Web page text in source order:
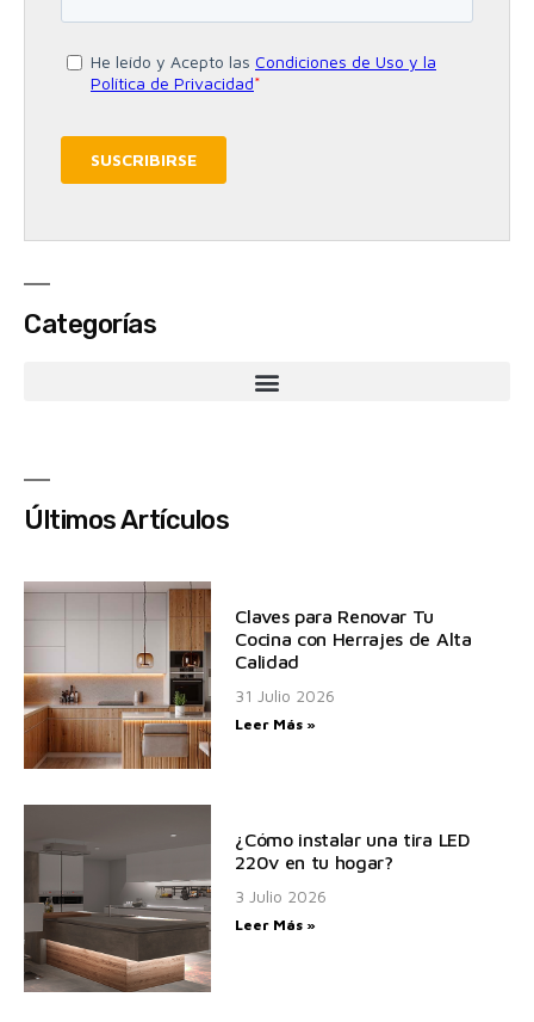
Categorías
Últimos Artículos
Claves para Renovar Tu
Cocina con Herrajes de Alta
Calidad
31 Julio 2026
Leer Más »
¿Cómo instalar una tira LED
220v en tu hogar?
3 Julio 2026
Leer Más »